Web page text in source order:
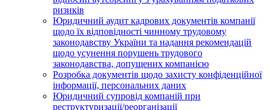
ризиків
Юридичний аудит кадрових документів компанії
щодо їх відповідності чинному трудовому
законодавству України та надання рекомендацій
щодо усунення порушень трудового
законодавства, допущених компанією
Розробка документів щодо захисту конфіденційної
інформації, персональних даних
Юридичний супровід компаній при
реструктуризації/реорганізації